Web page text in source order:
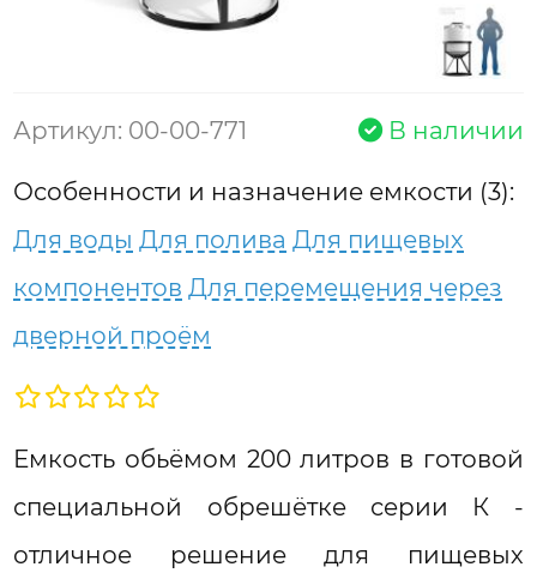
Артикул: 00-00-771 В наличии
Особенности и назначение емкости (3):
Для воды Для полива Для пищевых
компонентов Для перемещения через
дверной проём
Емкость обьёмом 200 литров в готовой
специальной обрешётке серии К -
отличное решение для пищевых